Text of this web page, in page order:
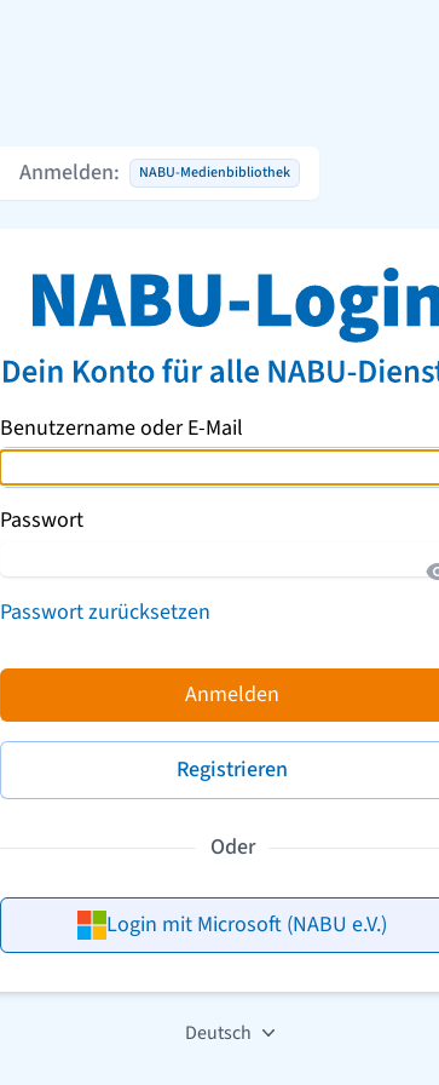
Anmelden: NABU-Medienbibliothek
Benutzername oder E-Mail
Passwort
Passwort zurücksetzen
Anmelden
Registrieren
Oder
Login mit Microsoft (NABU e.V.)
Deutsch